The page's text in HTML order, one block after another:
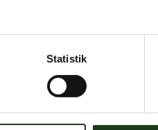
Statistik
hjælp?
hvis du har spørgsmål